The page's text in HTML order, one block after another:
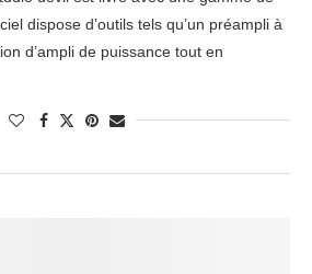
dispose d’outils tels qu’un préampli à
d’ampli de puissance tout en